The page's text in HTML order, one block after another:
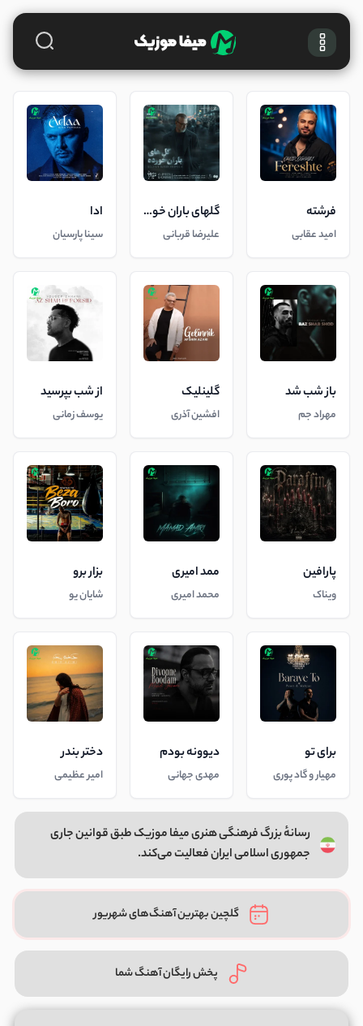
فرشته
امید عقابی
گلهای باران خورده
علیرضا قربانی
ادا
سینا پارسیان
باز شب شد
مهراد جم
گلینلیک
افشین آذری
از شب بپرسید
یوسف زمانی
پارافین
ویناک
ممد امیری
محمد امیری
بزار برو
شایان یو
برای تو
مهیار و گاد پوری
دیوونه بودم
مهدی جهانی
دختر بندر
امیر عظیمی
رسانهٔ بزرگ فرهنگی هنری میفا موزیک طبق قوانین جاری
جمهوری اسلامی ایران فعالیت می‌کند.
گلچین بهترین آهنگ‌های شهریور
پخش رایگان آهنگ شما